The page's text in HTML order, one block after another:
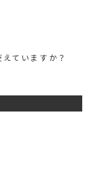
ていますか？